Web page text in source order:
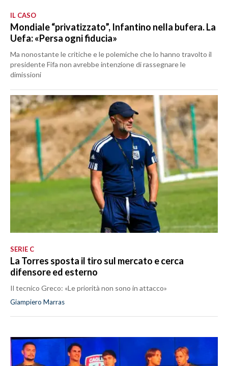
IL CASO
Mondiale “privatizzato”, Infantino nella bufera. La
Uefa: «Persa ogni fiducia»
Ma nonostante le critiche e le polemiche che lo hanno travolto il
presidente Fifa non avrebbe intenzione di rassegnare le
dimissioni
SERIE C
La Torres sposta il tiro sul mercato e cerca
difensore ed esterno
Il tecnico Greco: «Le priorità non sono in attacco»
Giampiero Marras